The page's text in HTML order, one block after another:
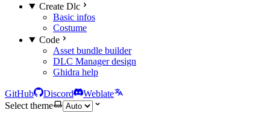
Create Dlc
Basic infos
Costume
Code
Asset bundle builder
DLC Manager design
Ghidra help
GitHub Discord
Weblate
Select theme